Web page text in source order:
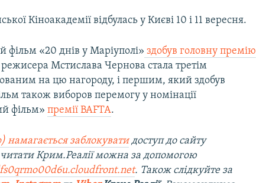
Кіноакадемії відбулась у Києві 10 і 11 вересня.
«20 днів у Маріуполі» здобув головну премію
режисера Мстислава Чернова стала третім
на цю нагороду, і першим, який здобув
також виборов перемогу у номінації
фільм»премії BAFTA.
заблокуватидоступ до сайту
Крим.Реалії можна за допомогою
. Також слідкуйте за